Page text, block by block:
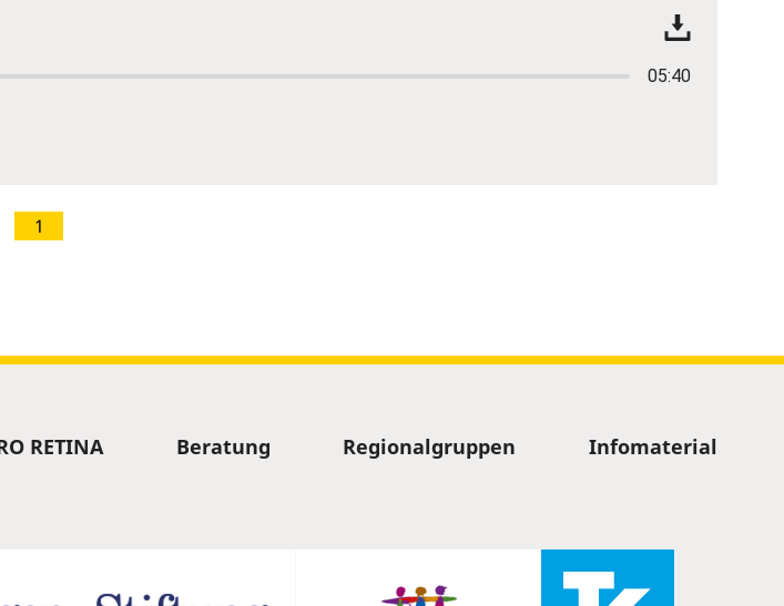
05:40
1
RETINA Beratung Regionalgruppen Infomaterial